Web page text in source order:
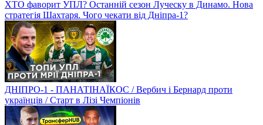
ХТО фаворит УПЛ? Останній сезон Луческу в Динамо. Нова
стратегія Шахтаря. Чого чекати від Дніпра-1?
ДНІПРО-1 - ПАНАТІНАЇКОС / Вербич і Бернард проти
українців / Старт в Лізі Чемпіонів